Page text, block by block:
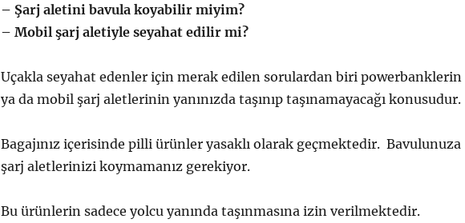
– Şarj aletini bavula koyabilir miyim?
– Mobil şarj aletiyle seyahat edilir mi?
Uçakla seyahat edenler için merak edilen sorulardan biri powerbanklerin
ya da mobil şarj aletlerinin yanınızda taşınıp taşınamayacağı konusudur.
Bagajınız içerisinde pilli ürünler yasaklı olarak geçmektedir. Bavulunuza
şarj aletlerinizi koymamanız gerekiyor.
Bu ürünlerin sadece yolcu yanında taşınmasına izin verilmektedir.